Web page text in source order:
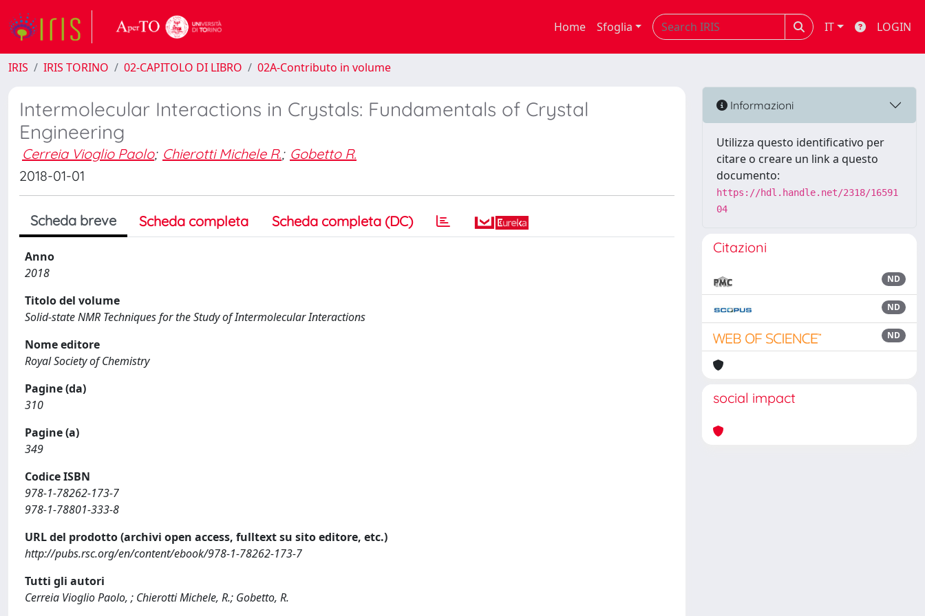
Home Sfoglia IT LOGIN
IRIS IRIS TORINO 02-CAPITOLO DI LIBRO 02A-Contributo in volume
Intermolecular Interactions in Crystals: Fundamentals of Crystal
Engineering
Cerreia Vioglio Paolo; Chierotti Michele R.; Gobetto R.
2018-01-01
Scheda breve Scheda completa Scheda completa (DC)
Anno
2018
Titolo del volume
Solid-state NMR Techniques for the Study of Intermolecular Interactions
Nome editore
Royal Society of Chemistry
Pagine (da)
310
Pagine (a)
349
Codice ISBN
978-1-78262-173-7
978-1-78801-333-8
URL del prodotto (archivi open access, fulltext su sito editore, etc.)
http://pubs.rsc.org/en/content/ebook/978-1-78262-173-7
Tutti gli autori
Cerreia Vioglio Paolo, ; Chierotti Michele, R.; Gobetto, R.
Informazioni
Utilizza questo identificativo per
citare o creare un link a questo
documento:
https://hdl.handle.net/2318/16591
04
Citazioni
ND
ND
ND
social impact